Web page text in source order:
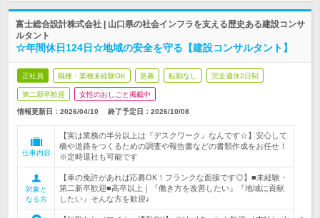
富士総合設計株式会社 | 山口県の社会インフラを支える歴史ある建設コンサ
ルタント
☆年間休日124日☆地域の安全を守る【建設コンサルタント】
正社員 職種・業種未経験OK 急募 転勤なし 完全週休2日制
第二新卒歓迎 女性のおしごと掲載中
情報更新日：2026/04/10 終了予定日： 2026/10/08
仕事内容
【実は業務の半分以上は『デスクワーク』なんです☆】安心して
橋や道路をつくるための調査や報告書などの書類作成をお任せ！
※定時退社も可能です
対象と
なる方
【車の免許があれば応募OK！フランクな面接です◎】■未経験・
第二新卒歓迎■高卒以上｜『働き方を改善したい』『地域に貢献
したい』そんな方を歓迎♪